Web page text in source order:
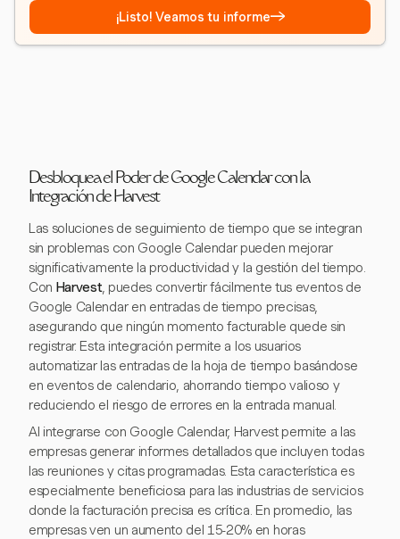
¡Listo! Veamos tu informe→
Desbloquea el Poder de Google Calendar con la
Integración de Harvest
Las soluciones de seguimiento de tiempo que se integran
sin problemas con Google Calendar pueden mejorar
significativamente la productividad y la gestión del tiempo.
Con Harvest, puedes convertir fácilmente tus eventos de
Google Calendar en entradas de tiempo precisas,
asegurando que ningún momento facturable quede sin
registrar. Esta integración permite a los usuarios
automatizar las entradas de la hoja de tiempo basándose
en eventos de calendario, ahorrando tiempo valioso y
reduciendo el riesgo de errores en la entrada manual.
Al integrarse con Google Calendar, Harvest permite a las
empresas generar informes detallados que incluyen todas
las reuniones y citas programadas. Esta característica es
especialmente beneficiosa para las industrias de servicios
donde la facturación precisa es crítica. En promedio, las
empresas ven un aumento del 15-20% en horas